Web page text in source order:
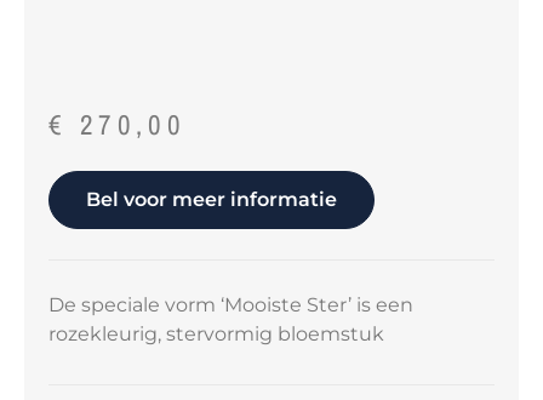
€ 270,00
Bel voor meer informatie
De speciale vorm ‘Mooiste Ster’ is een
rozekleurig, stervormig bloemstuk